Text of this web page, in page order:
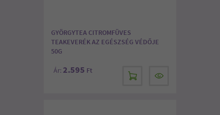
GYÖRGYTEA CITROMFÜVES
TEAKEVERÉK AZ EGÉSZSÉG VÉDŐJE
50G
Ár: 2.595 Ft